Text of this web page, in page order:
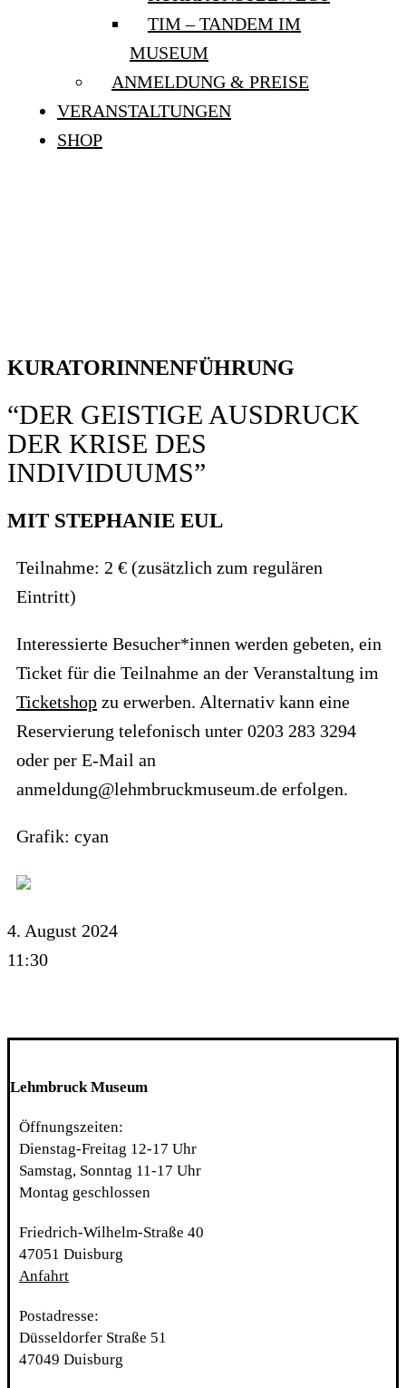
TIM – TANDEM IM
MUSEUM
ANMELDUNG & PREISE
VERANSTALTUNGEN
SHOP
KURATORINNENFÜHRUNG
“DER GEISTIGE AUSDRUCK
DER KRISE DES
INDIVIDUUMS”
MIT STEPHANIE EUL
Teilnahme: 2 € (zusätzlich zum regulären
Eintritt)
Interessierte Besucher*innen werden gebeten, ein
Ticket für die Teilnahme an der Veranstaltung im
Ticketshop zu erwerben. Alternativ kann eine
Reservierung telefonisch unter 0203 283 3294
oder per E-Mail an
anmeldung@lehmbruckmuseum.de erfolgen.
Grafik: cyan
4. August 2024
11:30
Lehmbruck Museum
Öffnungszeiten:
Dienstag-Freitag 12-17 Uhr
Samstag, Sonntag 11-17 Uhr
Montag geschlossen
Friedrich-Wilhelm-Straße 40
47051 Duisburg
Anfahrt
Postadresse:
Düsseldorfer Straße 51
47049 Duisburg